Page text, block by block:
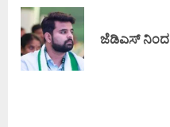
ಜೆಡಿಎಸ್ ನಿಂದ